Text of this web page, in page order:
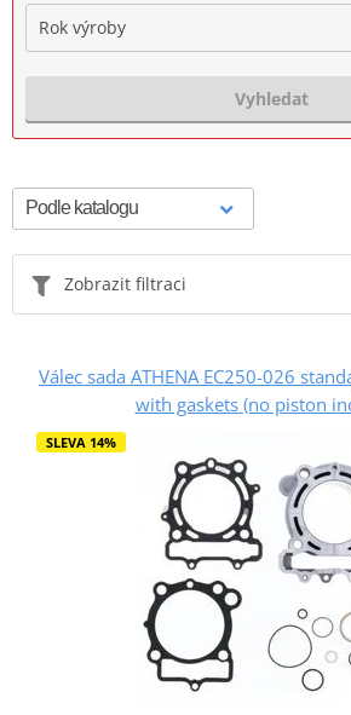
Rok výroby
Vyhledat
Zobrazit filtraci
Válec sada ATHENA EC250-026
with gaskets (no piston
SLEVA 14%